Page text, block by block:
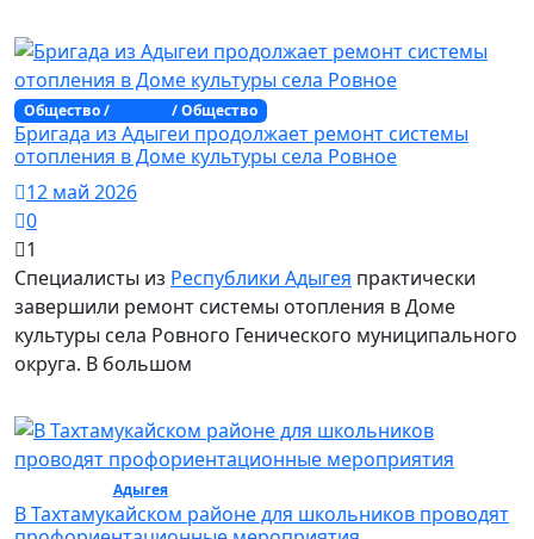
Общество / / Общество
Бригада из Адыгеи продолжает ремонт системы
отопления в Доме культуры села Ровное
12 май 2026
0
1
Специалисты из Республики Адыгея практически
завершили ремонт системы отопления в Доме
культуры села Ровного Генического муниципального
округа. В большом
Адыгея/ Общество
В Тахтамукайском районе для школьников проводят